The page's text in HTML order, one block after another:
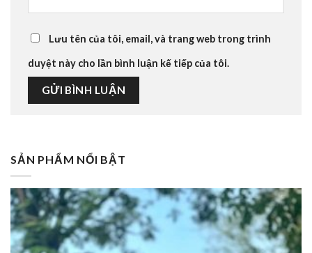
Lưu tên của tôi, email, và trang web trong trình
duyệt này cho lần bình luận kế tiếp của tôi.
SẢN PHẨM NỔI BẬT